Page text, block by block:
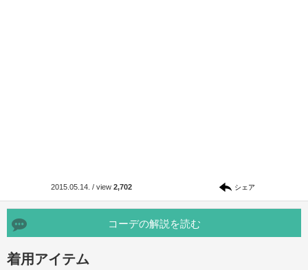
2015.05.14. / view 2,702 シェア
コーデの解説を読む
着用アイテム